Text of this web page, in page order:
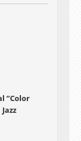
“Color